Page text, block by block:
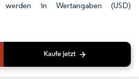
werden in Wertangaben (USD)